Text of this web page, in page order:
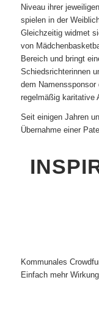
Niveau ihrer
spielen in der
Gleichzeitig widmet
von
Bereich und bringt
Schiedsrichterinnen
dem
regelmäßig karitative
Seit einigen Jahren
Übernahme einer
Kommunales
Einfach mehr